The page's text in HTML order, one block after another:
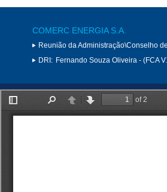
COMERC ENERGIA S.A.
Reunião da Administração\Conselho
DRI: Fernando Souza Oliveira - (FCA